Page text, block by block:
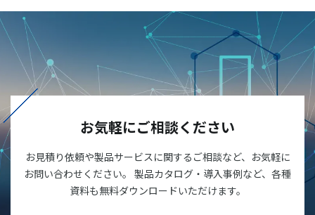
お気軽にご相談ください
お見積り依頼や製品サービスに関するご相談など、お気軽に
お問い合わせください。 製品カタログ・導入事例など、各種
資料も無料ダウンロードいただけます。